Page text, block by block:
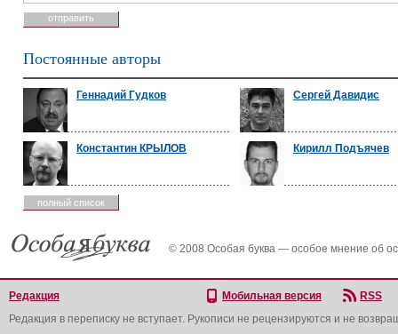
Постоянные авторы
Геннадий Гудков Сергей Давидис
Константин КРЫЛОВ Кирилл Подъячев
полный список
© 2008 Особая буква — особое мнение об
Редакция Мобильная версия
RSS
Редакция в переписку не вступает. Рукописи не рецензируются и не